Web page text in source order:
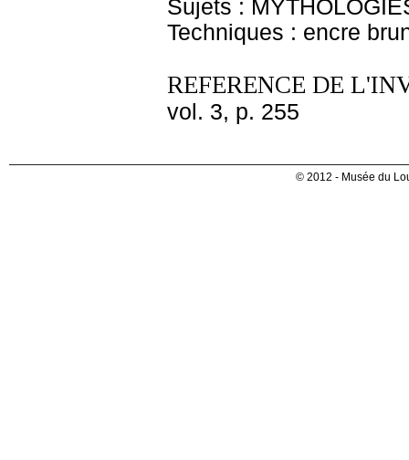
Sujets :
Techniques : encre
REFERENCE DE
vol. 3, p. 255
© 2012 - Musée du